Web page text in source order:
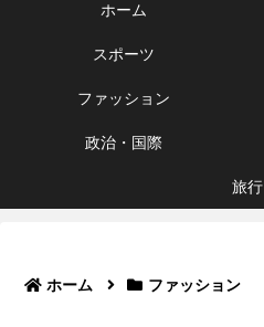
ホーム
スポーツ
ファッション
政治・国際
旅行
ホーム ファッション